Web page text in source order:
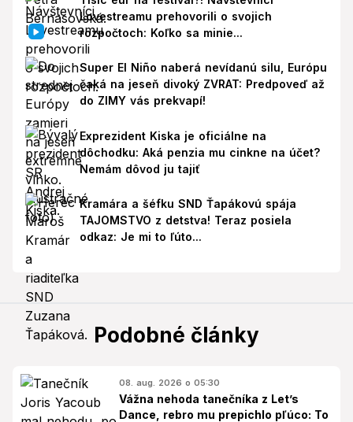
Lovestreamu prehovorili o svojich
rozpočtoch: Koľko sa minie...
Super El Niño naberá nevídanú silu, Európu
čaká na jeseň divoký ZVRAT: Predpoveď až
do ZIMY vás prekvapí!
Exprezident Kiska je oficiálne na
dôchodku: Aká penzia mu cinkne na účet?
Nemám dôvod ju tajiť
Kramára a šéfku SND Ťapákovú spája
TAJOMSTVO z detstva! Teraz posiela
odkaz: Je mi to ľúto...
Podobné články
08. aug. 2026 o 05:30
Vážna nehoda tanečníka z Let’s
Dance, rebro mu prepichlo pľúco: To